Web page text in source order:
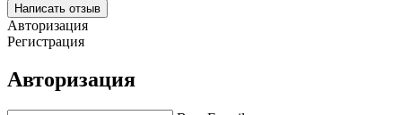
Написать отзыв
Авторизация
Регистрация
Авторизация